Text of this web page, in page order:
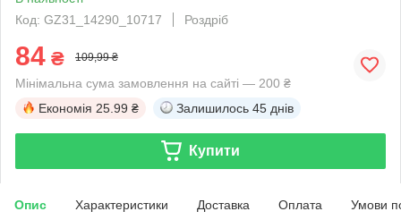
Код: GZ31_14290_10717
Роздріб
84 ₴ 109,99 ₴
Мінімальна сума замовлення на сайті — 200 ₴
Економія 25.99 ₴ Залишилось 45 днів
Купити
Опис Характеристики Доставка Оплата Умови